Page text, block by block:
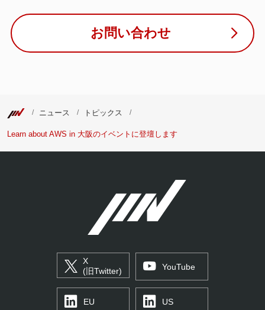
お問い合わせ
ニュース トピックス
Learn about AWS in 大阪のイベントに登壇します
X
(旧Twitter)
YouTube
EU US